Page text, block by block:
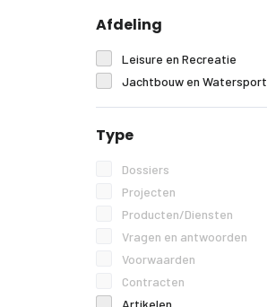
Afdeling
Leisure en Recreatie
Jachtbouw en Watersport
Type
Dossiers
Projecten
Producten/Diensten
Vragen en antwoorden
Voorwaarden
Contracten
Artikelen